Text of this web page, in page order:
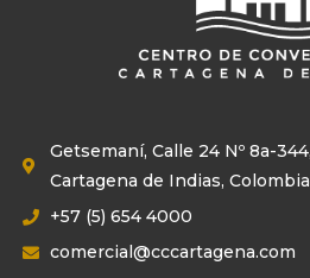
Getsemaní, Calle 24 Nº 8a-344,
Cartagena de Indias, Colombia
+57 (5) 654 4000
comercial@cccartagena.com